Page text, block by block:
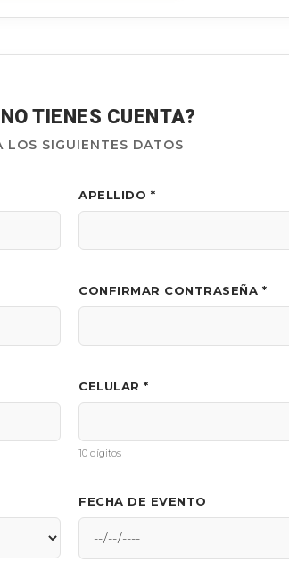
TIENES CUENTA?
LOS SIGUIENTES DATOS
APELLIDO *
CONFIRMAR CONTRASEÑA *
CELULAR *
10 dígitos
FECHA DE EVENTO